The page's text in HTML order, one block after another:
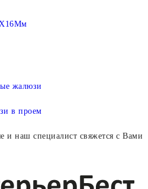
жалюзи
в проем
и наш специалист свяжется с Вами